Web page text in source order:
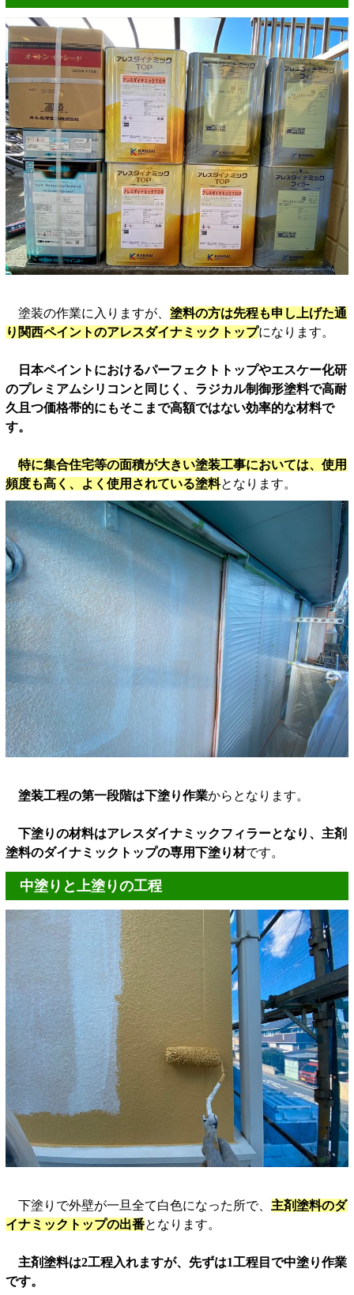
塗装の作業に入りますが、 塗料の方は先程も申し上げた通
り関西ペイントのアレスダイナミックトップになります。
日本ペイントにおけるパーフェクトトップやエスケー化研
のプレミアムシリコンと同じく、ラジカル制御形塗料で高耐
久且つ価格帯的にもそこまで高額ではない効率的な材料で
す。
特に集合住宅等の面積が大きい塗装工事においては、使用
頻度も高く、よく使用されている塗料となります。
塗装工程の第一段階は下塗り作業からとなります。
下塗りの材料はアレスダイナミックフィラーとなり、主剤
塗料のダイナミックトップの専用下塗り材です。
中塗りと上塗りの工程
下塗りで外壁が一旦全て白色になった所で、 主剤塗料のダ
イナミックトップの出番となります。
主剤塗料は2工程入れますが、先ずは1工程目で中塗り作業
です。